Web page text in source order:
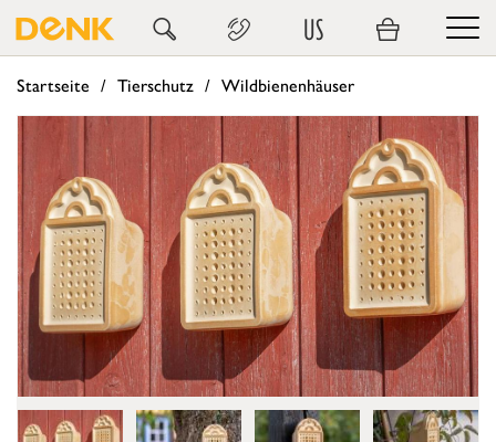
US
Startseite Tierschutz Wildbienenhäuser